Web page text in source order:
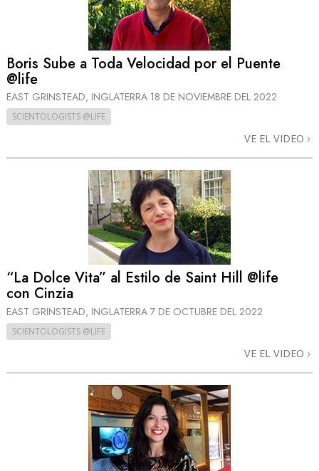
Boris Sube a Toda Velocidad por el Puente
@life
EAST GRINSTEAD, INGLATERRA 18 DE NOVIEMBRE DEL 2022
SCIENTOLOGISTS @LIFE
VE EL VIDEO
“La Dolce Vita” al Estilo de Saint Hill @life
con Cinzia
EAST GRINSTEAD, INGLATERRA 7 DE OCTUBRE DEL 2022
SCIENTOLOGISTS @LIFE
VE EL VIDEO